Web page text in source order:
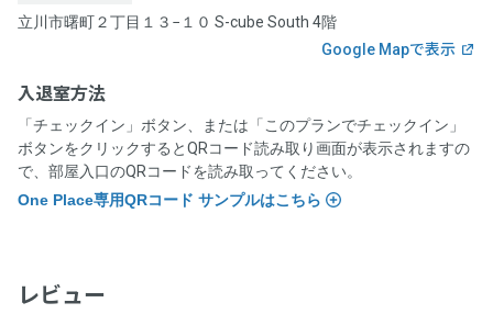
立川市曙町２丁目１３−１０ S-cube South 4階
Google Mapで表示
入退室方法
「チェックイン」ボタン、または「このプランでチェックイン」
ボタンをクリックするとQRコード読み取り画面が表示されますの
で、部屋入口のQRコードを読み取ってください。
One Place専用QRコード サンプルはこちら
レビュー
スペース予約の決済に利用できるポイントを、利用額の5%
分進呈。
※ポイントによる支払い部分を除く。
小数点切捨（例：250円決済した場合、250円 × 5% = 12.5 → 12ポイン
ト付与。）
※1ポイント=1円、1ポイントから利用可能。
ドロップイン料金以外の必要料金
なし
る場合、当日運営ホストへ支払い
支払方法
る場合、当日運営ホストへ支払い
サービス提供時期
チェックインの手続きが完了した時
支払方法
Express, Diners）